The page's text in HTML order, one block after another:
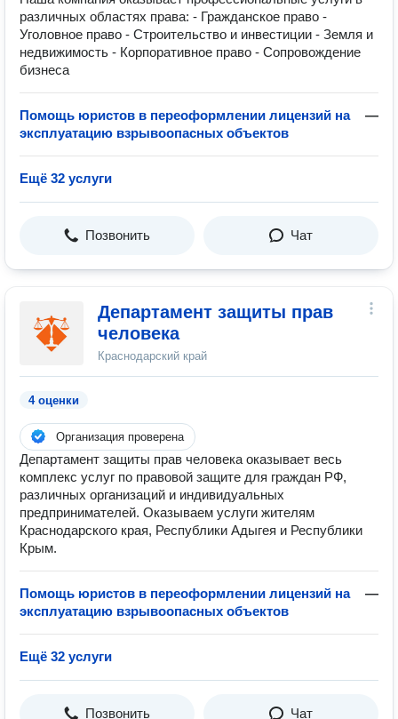
различных областях права: - Гражданское право -
Уголовное право - Строительство и инвестиции - Земля и
недвижимость - Корпоративное право - Сопровождение
бизнеса
Помощь юристов в переоформлении лицензий на
эксплуатацию взрывоопасных объектов
—
Ещё 32 услуги
Позвонить Чат
Департамент защиты прав
человека
Краснодарский край
4 оценки
Организация проверена
Департамент защиты прав человека оказывает весь
комплекс услуг по правовой защите для граждан РФ,
различных организаций и индивидуальных
предпринимателей. Оказываем услуги жителям
Краснодарского края, Республики Адыгея и Республики
Крым.
Помощь юристов в переоформлении лицензий на
эксплуатацию взрывоопасных объектов
—
Ещё 32 услуги
Позвонить Чат